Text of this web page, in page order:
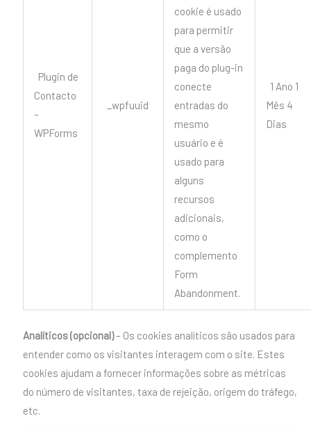
Plugin de
Contacto
–
WPForms
_wpfuuid
cookie é usado
para permitir
que a versão
paga do plug-in
conecte
entradas do
mesmo
usuário e é
usado para
alguns
recursos
adicionais,
como o
complemento
Form
Abandonment.
1 Ano 1
Mês 4
Dias
Analíticos (opcional)– Os cookies analíticos são usados para
entender como os visitantes interagem com o site. Estes
cookies ajudam a fornecer informações sobre as métricas
do número de visitantes, taxa de rejeição, origem do tráfego,
etc.